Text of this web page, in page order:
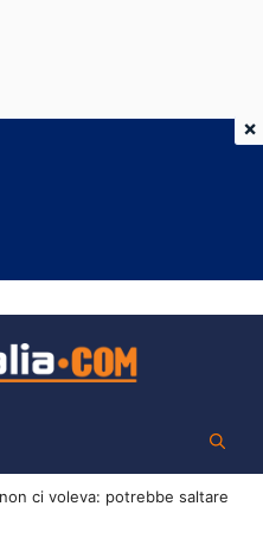
ci voleva: potrebbe saltare
×